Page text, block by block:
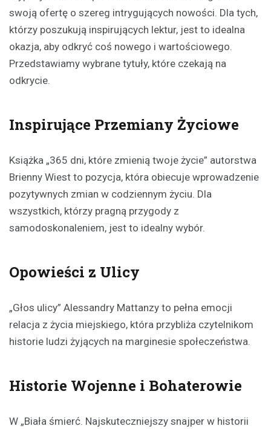
swoją ofertę o szereg intrygujących nowości. Dla tych,
którzy poszukują inspirujących lektur, jest to idealna
okazja, aby odkryć coś nowego i wartościowego.
Przedstawiamy wybrane tytuły, które czekają na
odkrycie.
Inspirujące Przemiany Życiowe
Książka „365 dni, które zmienią twoje życie” autorstwa
Brienny Wiest to pozycja, która obiecuje wprowadzenie
pozytywnych zmian w codziennym życiu. Dla
wszystkich, którzy pragną przygody z
samodoskonaleniem, jest to idealny wybór.
Opowieści z Ulicy
„Głos ulicy” Alessandry Mattanzy to pełna emocji
relacja z życia miejskiego, która przybliża czytelnikom
historie ludzi żyjących na marginesie społeczeństwa.
Historie Wojenne i Bohaterowie
W „Biała śmierć. Najskuteczniejszy snajper w historii